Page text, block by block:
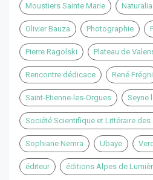
Moustiers Sainte Marie
Olivier Bauza Photographie
Pierre Ragolski Plateau de
Rencontre dédicace René Frégni
Saint-Etienne-les-Orgues Seyne
Société Scientifique et Littéraire
Sophiane Nemra Ubaye
éditeur éditions Alpes de